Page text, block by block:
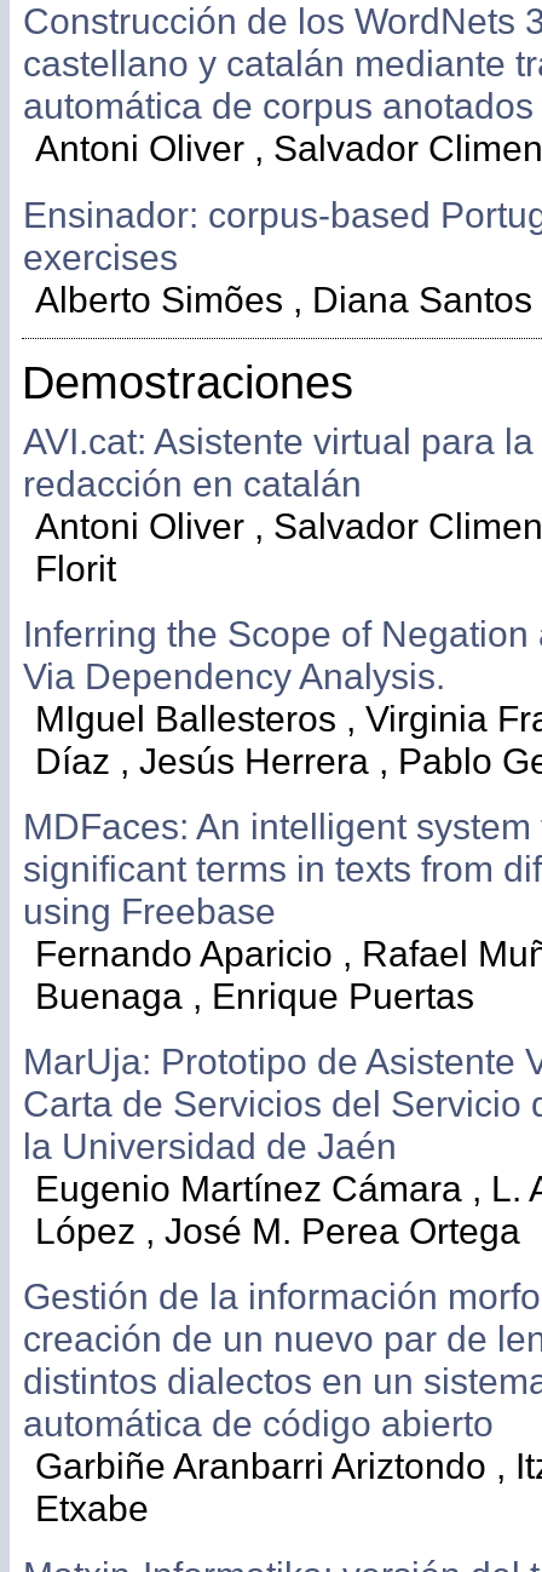
Construcción de los WordNets
castellano y catalán mediante
automática de corpus
Antoni Oliver , Salvador
Ensinador: corpus-based
exercises
Alberto Simões , Diana Santos
Demostraciones
AVI.cat: Asistente virtual para
redacción en catalán
Antoni Oliver , Salvador
Florit
Inferring the Scope of
Via Dependency Analysis.
MIguel Ballesteros , Virginia
Díaz , Jesús Herrera , Pablo
MDFaces: An intelligent
significant terms in texts from
using Freebase
Fernando Aparicio , Rafael
Buenaga , Enrique Puertas
MarUja: Prototipo de Asistente
Carta de Servicios del Servicio
la Universidad de Jaén
Eugenio Martínez Cámara , L.
López , José M. Perea Ortega
Gestión de la información
creación de un nuevo par de
distintos dialectos en un
automática de código abierto
Garbiñe Aranbarri Ariztondo ,
Etxabe